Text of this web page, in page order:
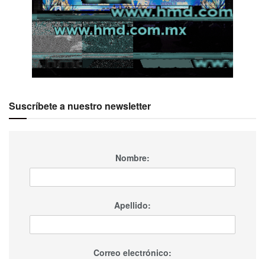
Suscríbete a nuestro newsletter
Nombre:
Apellido:
Correo electrónico: